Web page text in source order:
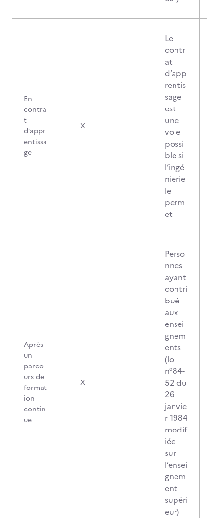
En
contra
t
d’appr
entissa
ge
X
Le
contr
at
d’app
rentis
sage
est
une
voie
possi
ble si
l’ingé
nierie
le
perm
et
Après
un
parco
urs de
format
ion
contin
ue
X
Perso
nnes
ayant
contri
bué
aux
ensei
gnem
ents
(loi
n°84-
52 du
26
janvie
r 1984
modif
iée
sur
l’ensei
gnem
ent
supéri
eur)